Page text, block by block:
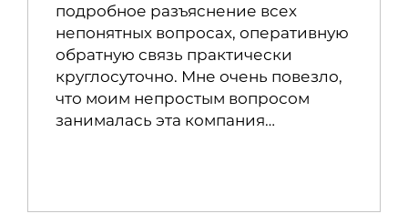
подробное разъяснение всех
непонятных вопросах, оперативную
обратную связь практически
круглосуточно. Мне очень повезло,
что моим непростым вопросом
занималась эта компания…